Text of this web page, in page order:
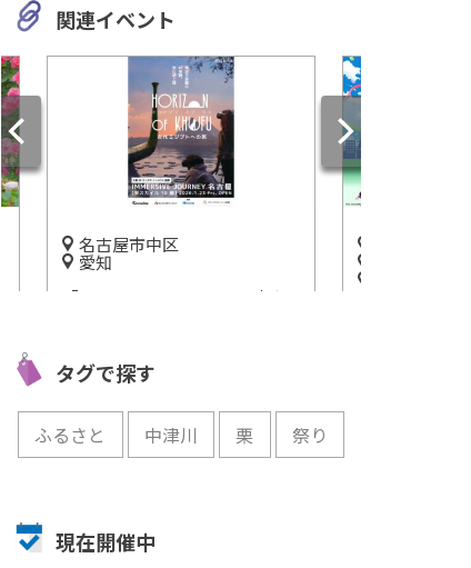
あなたは何を感じる？岐阜県
美術館でアートを語ろう
三重
伊勢志摩エバーグレ
な自然と他にはない
クワクが楽しめるキ
をお届け！
関連イベント
名古屋市中区
愛知
「IMMERSIVE JOURNEY(イマ
開催中
タグで探す
ふるさと 中津川 栗 祭り
現在開催中